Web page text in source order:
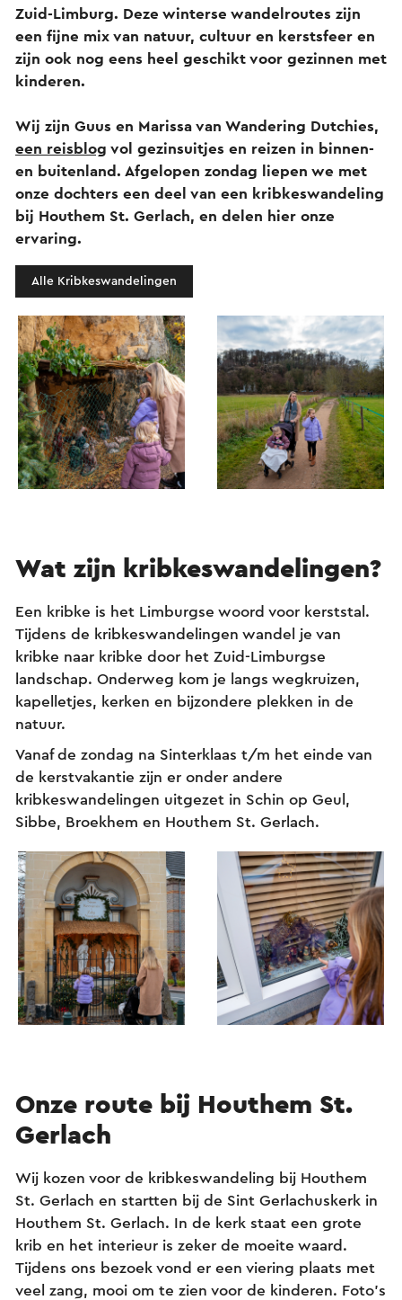
Zuid-Limburg. Deze winterse wandelroutes zijn
een fijne mix van natuur, cultuur en kerstsfeer en
zijn ook nog eens heel geschikt voor gezinnen met
kinderen.
Wij zijn Guus en Marissa van Wandering Dutchies,
een reisblog vol gezinsuitjes en reizen in binnen-
en buitenland. Afgelopen zondag liepen we met
onze dochters een deel van een kribkeswandeling
bij Houthem St. Gerlach, en delen hier onze
ervaring.
Alle Kribkeswandelingen
Wat zijn kribkeswandelingen?
Een kribke is het Limburgse woord voor kerststal.
Tijdens de kribkeswandelingen wandel je van
kribke naar kribke door het Zuid-Limburgse
landschap. Onderweg kom je langs wegkruizen,
kapelletjes, kerken en bijzondere plekken in de
natuur.
Vanaf de zondag na Sinterklaas t/m het einde van
de kerstvakantie zijn er onder andere
kribkeswandelingen uitgezet in Schin op Geul,
Sibbe, Broekhem en Houthem St. Gerlach.
Onze route bij Houthem St.
Gerlach
Wij kozen voor de kribkeswandeling bij Houthem
St. Gerlach en startten bij de Sint Gerlachuskerk in
Houthem St. Gerlach. In de kerk staat een grote
krib en het interieur is zeker de moeite waard.
Tijdens ons bezoek vond er een viering plaats met
veel zang, mooi om te zien voor de kinderen. Foto’s